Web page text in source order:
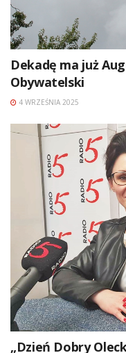
Dekadę ma już
Obywatelski
4 WRZEŚNIA 2025
„Dzień Dobry